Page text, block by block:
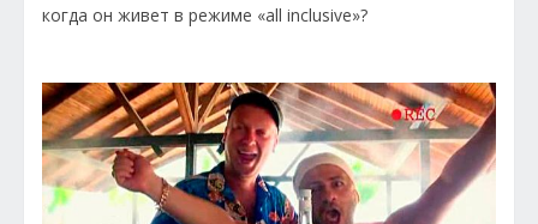
когда он живет в режиме «all inclusive»?